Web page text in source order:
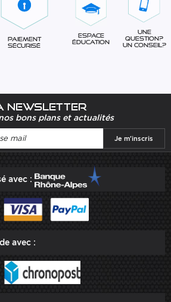
Paiement
sécurisé
Espace
éducation
Une
question?
Un conseil?
newsletter
bons plans et actualités
avec :
avec :